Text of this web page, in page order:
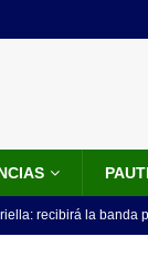
recibirá la banda